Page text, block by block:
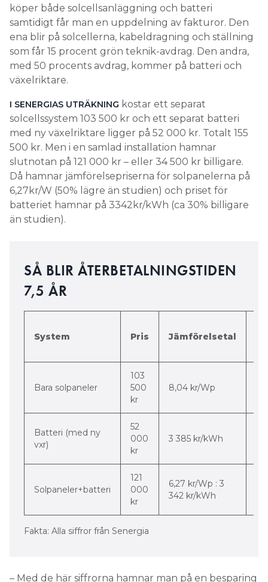
köper både solcellsanläggning och batteri
samtidigt får man en uppdelning av fakturor. Den
ena blir på solcellerna, kabeldragning och ställning
som får 15 procent grön teknik-avdrag. Den andra,
med 50 procents avdrag, kommer på batteri och
växelriktare.
I SENERGIAS UTRÄKNING kostar ett separat
solcellssystem 103 500 kr och ett separat batteri
med ny växelriktare ligger på 52 000 kr. Totalt 155
500 kr. Men i en samlad installation hamnar
slutnotan på 121 000 kr – eller 34 500 kr billigare.
Då hamnar jämförelsepriserna för solpanelerna på
6,27kr/W (50% lägre än studien) och priset för
batteriet hamnar på 3342kr/kWh (ca 30% billigare
än studien).
SÅ BLIR ÅTERBETALNINGSTIDEN
7,5 ÅR
System Pris Jämförelsetal
Bara solpaneler
103
500
kr
8,04 kr/Wp
Batteri (med ny
vxr)
52
000
kr
3 385 kr/kWh
Solpaneler+batteri
121
000
kr
6,27 kr/Wp : 3
342 kr/kWh
Fakta: Alla siffror från Senergia
– Med de här siffrorna hamnar man på en besparing